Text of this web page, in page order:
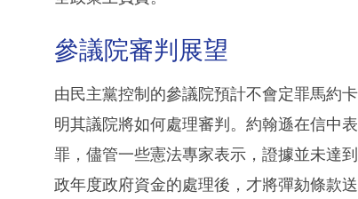
參議院審判展望
由民主黨控制的參議院預計不會定罪馬約
明其議院將如何處理審判。約翰遜在信中
罪，儘管一些憲法專家表示，證據並未達
政年度政府資金的處理後，才將彈劾條款